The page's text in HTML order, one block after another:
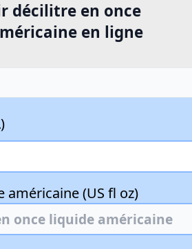
décilitre en once
en ligne
américaine (US fl oz)